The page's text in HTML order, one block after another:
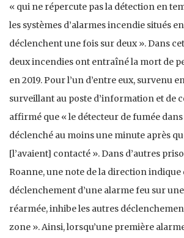
« qui ne répercute pas la détection en
les systèmes d’alarmes incendie situés
déclenchent une fois sur deux ». Dans
deux incendies ont entraîné la mort de
en 2019. Pour l’un d’entre eux, survenu
surveillant au poste d’information et de
affirmé que « le détecteur de fumée dans
déclenché au moins une minute après
[l’avaient] contacté ». Dans d’autres
Roanne, une note de la direction indique
déclenchement d’une alarme feu sur
réarmée, inhibe les autres
zone ». Ainsi, lorsqu’une première